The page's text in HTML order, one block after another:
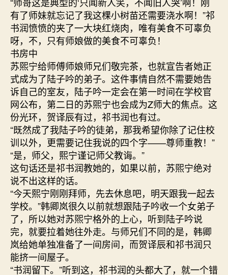
有了师妹就忘记了我这棵小树苗还需要浇水啊！”祁
书润愤愤的夹了一大块红烧肉，唯有美食不可辜负
呀，不，只有师娘做的美食不可辜负！
书房中
苏煕宁给师傅师娘师兄们敬完茶，也就宣告者她正
式成为了陆子吟的弟子。这件事情自然不需要她告
诉自己的室友，陆子吟一定会在第一时间在学校官
网公布，第二日的苏煕宁也会成为Z师大的焦点。这
份光环，贺译辰有过，祁书润也有过。
“既然成了我陆子吟的徒弟，那我希望你除了记住校
训以外，更需要记住我说的四个字——尊师重教！”
“是，师父，熙宁谨记师父教诲。”
这句话还是祁书润教她的，如果以前，苏煕宁绝对
说不出这样的话。
“今天熙宁刚刚拜师，先去休息吧，明天跟我一起去
学校。”韩卿岚很久以前就想跟陆子吟收一个女弟子
了，所以她对苏煕宁格外的上心，听到陆子吟说
完，就要拉着她往外走。与师兄们不同的是，韩卿
岚给她单独准备了一间房间，而贺译辰和祁书润只
能挤一间屋子。
“书润留下。”听到这，祁书润的头都大了，就一个错